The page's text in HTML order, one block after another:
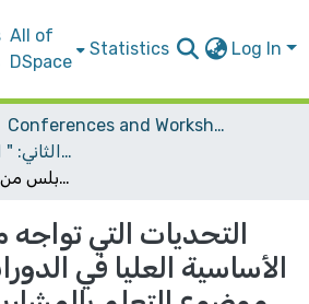
All of
DSpace
Statistics Log In
Conferences and Workshops
المؤتمر العلمي الدولي الثاني: ‏" التعليم في فلسطين‎ ‎تحديات العصر وآفاق المستقبل"‏
التحديات التي تواجه معلمي المرحلة الأساسية العليا في الدورات التأهيلية في موضوع التعلم بالمشاريع في المدارس الحكومية لمنطقة نابلس من وجهة نظر المعلمين.
التحديات التي
الأساسية العليا في